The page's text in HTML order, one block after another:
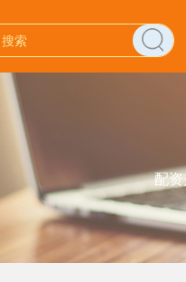
配